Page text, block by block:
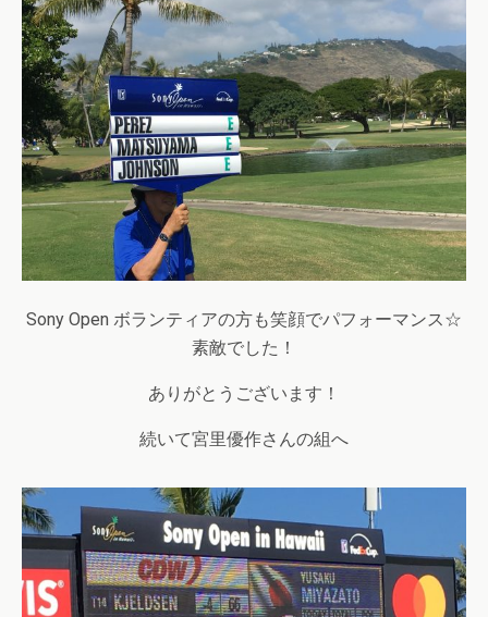
Sony Open ボランティアの方も笑顔でパフォーマンス☆
素敵でした！
ありがとうございます！
続いて宮里優作さんの組へ